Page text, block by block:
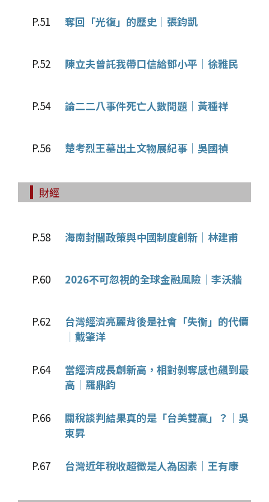
P.51 奪回「光復」的歷史│張鈞凱
P.52 陳立夫曾託我帶口信給鄧小平│徐雅民
P.54 論二二八事件死亡人數問題│黃種祥
P.56 楚考烈王墓出土文物展紀事│吳國禎
財經
P.58 海南封關政策與中國制度創新│林建甫
P.60 2026不可忽視的全球金融風險│李沃牆
P.62
台灣經濟亮麗背後是社會「失衡」的代價
│戴肇洋
P.64
當經濟成長創新高，相對剝奪感也飆到最
高│羅鼎鈞
P.66
關稅談判結果真的是「台美雙贏」？│吳
東昇
P.67 台灣近年稅收超徵是人為因素│王有康